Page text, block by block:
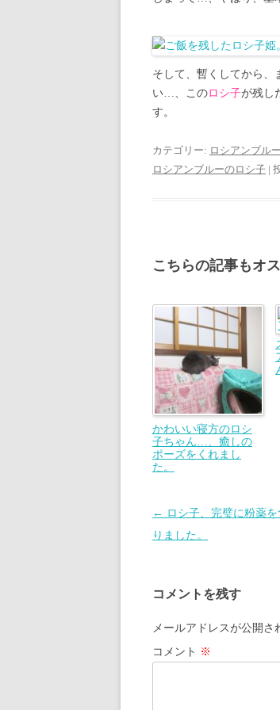
そして、暫くしてから、
い…、このロシ子が残し
す。
カテゴリー: ロシアンブル
ロシアンブルーのロシ子 |
こちらの記事もオ
かわいい寝方のロシ
子ちゃん…、癒しの
ポーズをくれまし
た。
投
稿
ゲ
ー
シ
← ロシ子、完璧に粉薬
りました。
コメントを残す
メールアドレスが公開さ
コメント ※